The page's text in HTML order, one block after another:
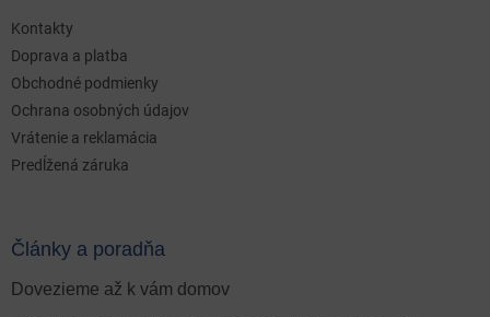
Kontakty
Doprava a platba
Obchodné podmienky
Ochrana osobných údajov
Vrátenie a reklamácia
Predĺžená záruka
Články a poradňa
Dovezieme až k vám domov